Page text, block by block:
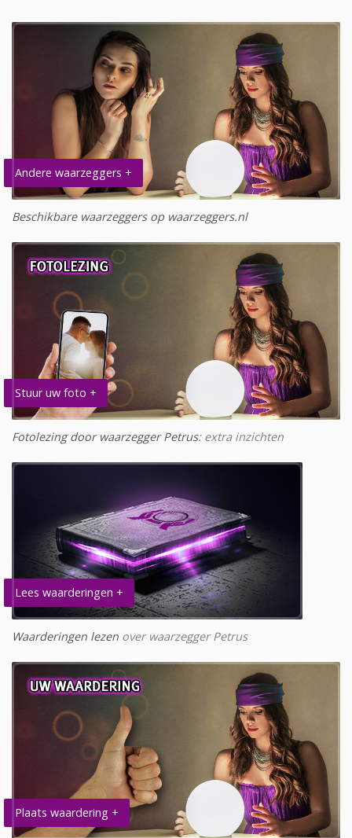
Andere waarzeggers +
Beschikbare waarzeggers op waarzeggers.nl
Stuur uw foto +
Fotolezing door waarzegger Petrus: extra inzichten
Lees waarderingen +
Waarderingen lezen over waarzegger Petrus
Plaats waardering +